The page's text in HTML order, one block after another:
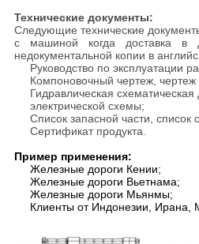
Технические документы:
Следующие технические
с машиной когда доставка в
недокументальной копии в
Руководство по эксплуатации
Компоновочный чертеж, чертеж
Гидравлическая
электрической схемы;
Список запасной части, список
Сертификат продукта.
Пример применения:
Железные дороги Кении;
Железные дороги Вьетнама;
Железные дороги Мьянмы;
Клиенты от Индонезии, Ирана,